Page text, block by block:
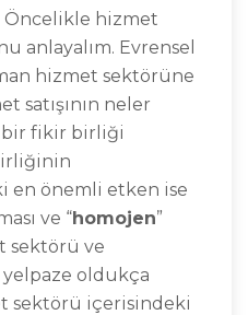
Öncelikle hizmet
anlayalım. Evrensel
hizmet sektörüne
satışının neler
fikir birliği
en önemli etken ise
ve “homojen”
sektörü ve
yelpaze oldukça
sektörü içerisindeki